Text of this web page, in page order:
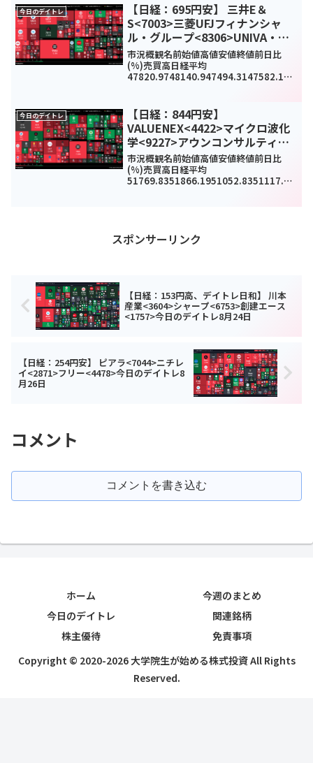
今日のデイトレ
【日経：695円安】 三井E＆
S<7003>三菱UFJフィナンシャ
ル・グループ<8306>UNIVA・
Oakホールディングス<3113>今
日のデイトレ10月17日
市況概観名前始値高値安値終値前日比
(%)売買高日経平均
47820.9748140.947494.3147582.15-
今日のデイトレ
【日経：844円安】
VALUENEX<4422>マイクロ波化
学<9227>アウンコンサルティン
グ<2459>今日のデイトレ1月8日
市況概観名前始値高値安値終値前日比
(%)売買高日経平均
51769.8351866.1951052.8351117.26
スポンサーリンク
【日経：153円高、デイトレ日和】 川本
産業<3604>シャープ<6753>創建エース
<1757>今日のデイトレ8月24日
【日経：254円安】 ピアラ<7044>ニチレ
イ<2871>フリー<4478>今日のデイトレ8
月26日
コメント
コメントを書き込む
ホーム
今週のまとめ
今日のデイトレ
関連銘柄
株主優待
免責事項
Copyright © 2020-2026 大学院生が始める株式投資 All Rights
Reserved.